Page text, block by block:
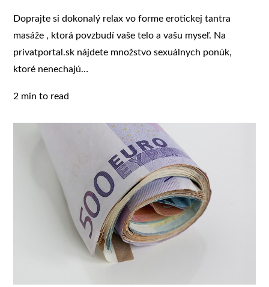
Doprajte si dokonalý relax vo forme erotickej tantra
masáže , ktorá povzbudí vaše telo a vašu myseľ. Na
privatportal.sk nájdete množstvo sexuálnych ponúk,
ktoré nenechajú…
2 min to read